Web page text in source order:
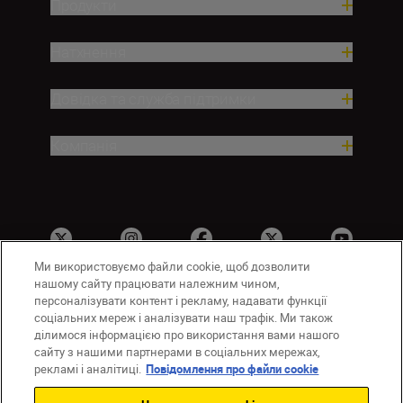
UA Сайти Nikon
Зв’язатися з нами
Політика конфіденційності
Умови використання
Повідомлення про файли cookie
Ми використовуємо файли cookie, щоб дозволити
нашому сайту працювати належним чином,
персоналізувати контент і рекламу, надавати функції
соціальних мереж і аналізувати наш трафік. Ми також
ділимося інформацією про використання вами нашого
сайту з нашими партнерами в соціальних мережах,
рекламі і аналітиці. Повідомлення про файли cookie